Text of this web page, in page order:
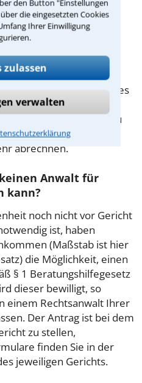
den Button "Einstellungen
die eingesetzten Cookies
Ihrer Einwilligung
zulassen
verwalten
Kostenfrage mit Ihrem
zu Beginn der ersten
§ 34 Absatz 2 RVG
weitere Tätigkeiten des
Sollte es also
Beratungsgesprächs zu
kann der Anwalt diese
abrechnen.
Anwalt für
kann?
noch nicht vor Gericht
ist, haben
(Maßstab ist hier
die Möglichkeit, einen
§ 1 Beratungshilfegesetz
dieser bewilligt, so
einem Rechtsanwalt Ihrer
Der Antrag ist bei dem
zu stellen,
finden Sie in der
jeweiligen Gerichts.